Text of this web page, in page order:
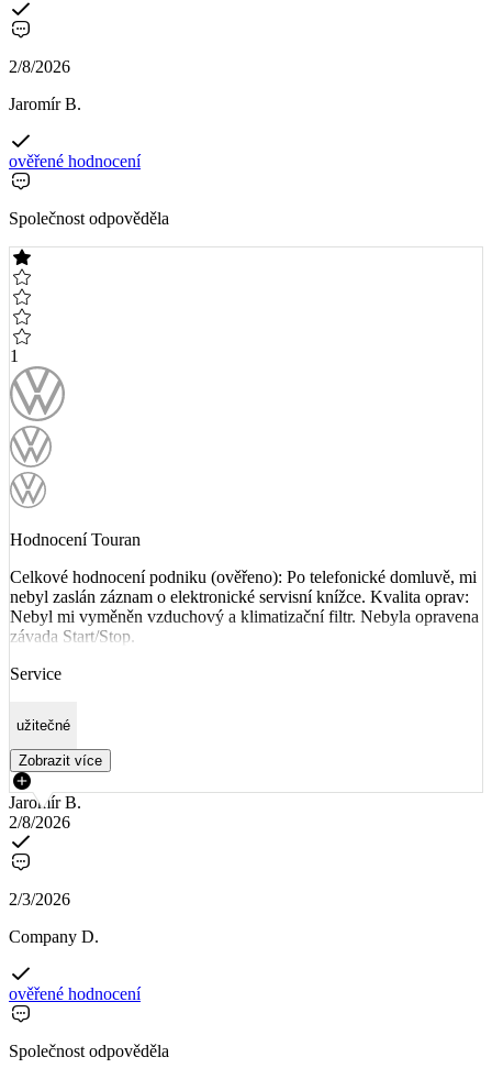
2/8/2026
Jaromír B.
ověřené hodnocení
Společnost odpověděla
1
Hodnocení Touran
Celkové hodnocení podniku (ověřeno): Po telefonické domluvě, mi
nebyl zaslán záznam o elektronické servisní knížce. Kvalita oprav:
Nebyl mi vyměněn vzduchový a klimatizační filtr. Nebyla opravena
závada Start/Stop.
Service
užitečné
Zobrazit více
Jaromír B.
2/8/2026
2/3/2026
Company D.
ověřené hodnocení
Společnost odpověděla